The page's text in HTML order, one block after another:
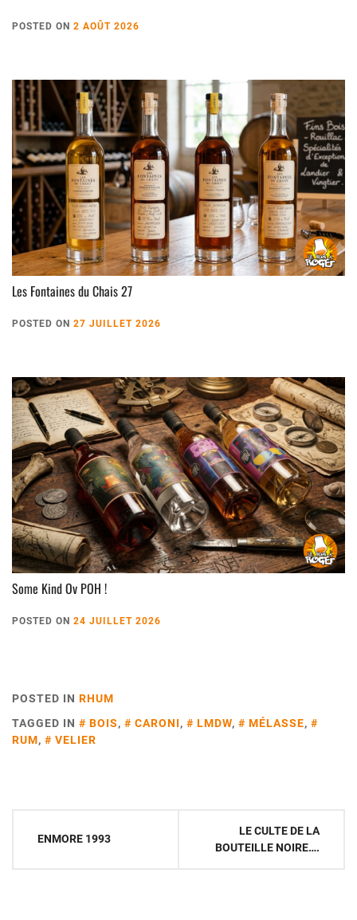
POSTED ON 2 AOÛT 2026
Les Fontaines du Chais 27
POSTED ON 27 JUILLET 2026
Some Kind Ov POH !
POSTED ON 24 JUILLET 2026
POSTED IN RHUM
TAGGED IN
BOIS, CARONI, LMDW, MÉLASSE,
RUM, VELIER
ENMORE 1993
LE CULTE DE LA
BOUTEILLE NOIRE….